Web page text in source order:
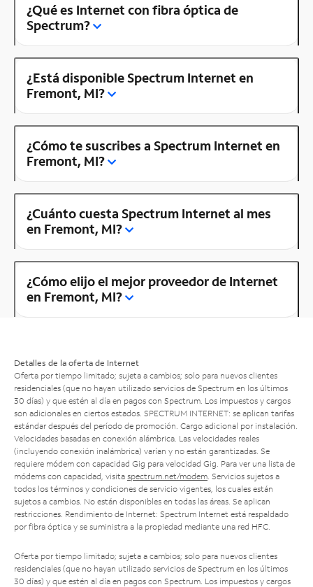
¿Qué es Internet con fibra óptica de
Spectrum?
¿Está disponible Spectrum Internet en
Fremont, MI?
¿Cómo te suscribes a Spectrum Internet en
Fremont, MI?
¿Cuánto cuesta Spectrum Internet al mes
en Fremont, MI?
¿Cómo elijo el mejor proveedor de Internet
en Fremont, MI?
Detalles de la oferta de Internet
Oferta por tiempo limitado; sujeta a cambios; solo para nuevos clientes
residenciales (que no hayan utilizado servicios de Spectrum en los últimos
30 días) y que estén al día en pagos con Spectrum. Los impuestos y cargos
son adicionales en ciertos estados. SPECTRUM INTERNET: se aplican tarifas
estándar después del período de promoción. Cargo adicional por instalación.
Velocidades basadas en conexión alámbrica. Las velocidades reales
(incluyendo conexión inalámbrica) varían y no están garantizadas. Se
requiere módem con capacidad Gig para velocidad Gig. Para ver una lista de
módems con capacidad, visita spectrum.net/modem . Servicios sujetos a
todos los términos y condiciones de servicio vigentes, los cuales están
sujetos a cambios. No están disponibles en todas las áreas. Se aplican
restricciones. Rendimiento de Internet: Spectrum Internet está respaldado
por fibra óptica y se suministra a la propiedad mediante una red HFC.
Oferta por tiempo limitado; sujeta a cambios; solo para nuevos clientes
residenciales (que no hayan utilizado servicios de Spectrum en los últimos
30 días) y que estén al día en pagos con Spectrum. Los impuestos y cargos